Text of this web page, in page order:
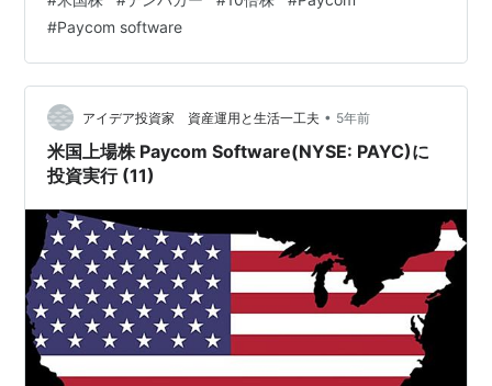
いて。 ・前回までの記事 www.investor-2018.com
www.investor-2018.com www.investor-2018.com
www.investor-2018.com www.investor-2018.com www.
…
#Paycom software
アイデア投資家 資産運用と生活一工夫 • 5年前
米国上場株 Paycom Software(NYSE: PAYC)に
投資実行 (11)